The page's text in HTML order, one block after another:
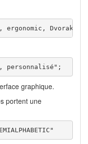
ergonomic, Dvorak
personnalisé";
graphique.
portent une